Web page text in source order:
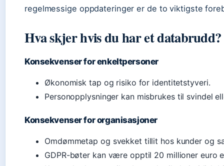
regelmessige oppdateringer er de to viktigste
Hva skjer hvis du har et databrudd?
Konsekvenser for enkeltpersoner
Økonomisk tap og risiko for identitetstyveri.
Personopplysninger kan misbrukes til svindel
Konsekvenser for organisasjoner
Omdømmetap og svekket tillit hos kunder og
GDPR-bøter kan være opptil 20 millioner euro